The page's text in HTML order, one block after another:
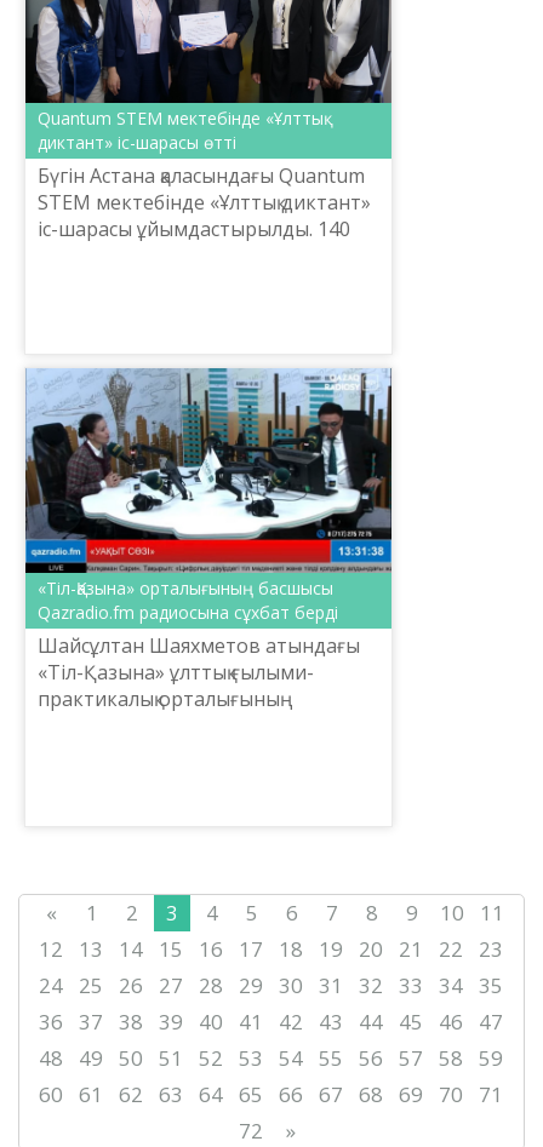
Quantum STEM мектебінде «Ұлттық
диктант» іс-шарасы өтті
Бүгін Астана қаласындағы Quantum
STEM мектебінде «Ұлттық диктант»
іс-шарасы ұйымдастырылды. 140
«Тіл-Қазына» орталығының басшысы
Qazradio.fm радиосына сұхбат берді
Шайсұлтан Шаяхметов атындағы
«Тіл-Қазына» ұлттық ғылыми-
практикалық орталығының
« 1 2 3 4 5 6 7 8 9 10
11
12
13 14 15 16 17 18 19 20 21 22
23
24
25 26 27 28 29 30 31 32 33 34 35
36
37 38 39 40 41 42 43 44 45 46
47
48
49 50 51 52 53 54 55 56 57 58
59
60
61 62 63 64 65 66 67 68 69 70
71
72
»